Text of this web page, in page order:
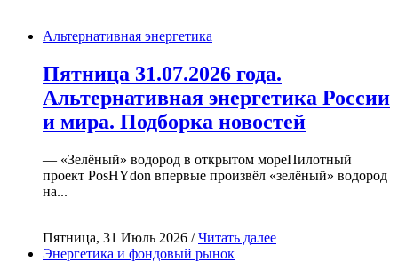
Альтернативная энергетика
Пятница 31.07.2026 года.
Альтернативная энергетика России
и мира. Подборка новостей
— «Зелёный» водород в открытом мореПилотный
проект PosHYdon впервые произвёл «зелёный» водород
на...
Пятница, 31 Июль 2026 /Читать далее
Энергетика и фондовый рынок